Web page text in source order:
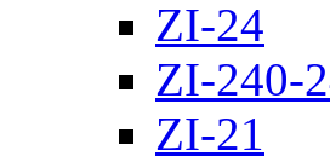
ZI-24
ZI-240-
ZI-21